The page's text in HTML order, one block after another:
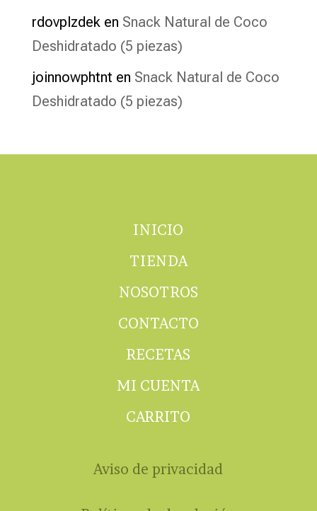
rdovplzdek en Snack Natural de Coco
Deshidratado (5 piezas)
joinnowphtnt en Snack Natural de Coco
Deshidratado (5 piezas)
INICIO
TIENDA
NOSOTROS
CONTACTO
RECETAS
MI CUENTA
CARRITO
Aviso de privacidad